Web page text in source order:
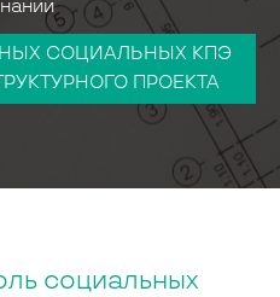
СОЦИАЛЬНЫХ КПЭ
ПРОЕКТА
социальных